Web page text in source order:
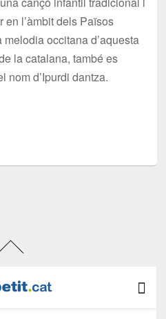
l’àmbit dels Països
occitana d’aquesta
la catalana, també es
nom d’Ipurdi dantza.